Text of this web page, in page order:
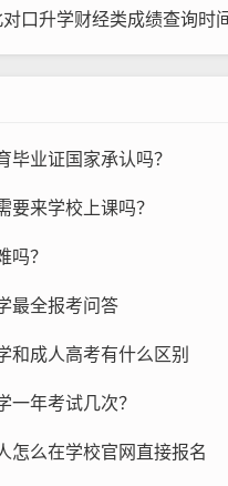
口升学财经类成绩查询时
毕业证国家承认吗？
要来学校上课吗？
吗？
最全报考问答
和成人高考有什么区别
一年考试几次？
怎么在学校官网直接报名